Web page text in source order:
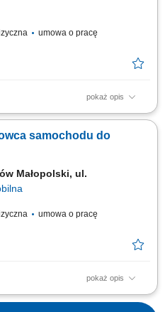
umowa o pracę
pokaż opis
opieki nad dokumentacją
paczek oraz prowadzenie
za powierzone przesyłki i
samochodu do
Małopolski, ul.
umowa o pracę
pokaż opis
opieki nad dokumentacją
i rozładunek przesyłek